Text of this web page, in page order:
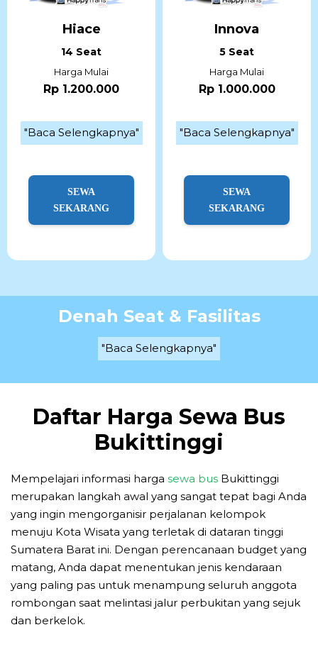
Hiace
14 Seat
Harga Mulai
Rp 1.200.000
"Baca Selengkapnya"
SEWA
SEKARANG
Innova
5 Seat
Harga Mulai
Rp 1.000.000
"Baca Selengkapnya"
SEWA
SEKARANG
Denah Seat & Fasilitas
"Baca Selengkapnya"
Daftar Harga Sewa Bus
Bukittinggi
Mempelajari informasi harga sewa bus Bukittinggi
merupakan langkah awal yang sangat tepat bagi Anda
yang ingin mengorganisir perjalanan kelompok
menuju Kota Wisata yang terletak di dataran tinggi
Sumatera Barat ini. Dengan perencanaan budget yang
matang, Anda dapat menentukan jenis kendaraan
yang paling pas untuk menampung seluruh anggota
rombongan saat melintasi jalur perbukitan yang sejuk
dan berkelok.